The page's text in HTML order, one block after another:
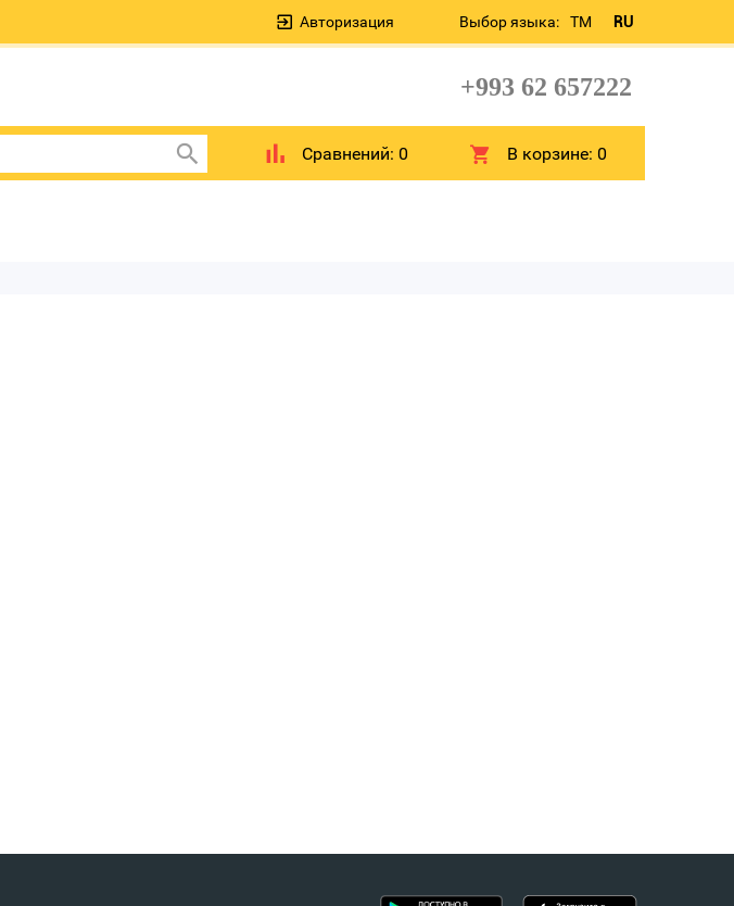
Выбор языка: TM RU
Авторизация
+993 62 657222
Сравнений: 0 В корзине:0